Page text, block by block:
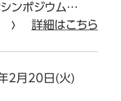
ンポジウム…
詳細はこちら
2月20日(火)